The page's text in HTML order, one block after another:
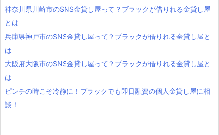
神奈川県川崎市のSNS金貸し屋って？ブラックが借りれる金貸し屋
とは
兵庫県神戸市のSNS金貸し屋って？ブラックが借りれる金貸し屋と
は
大阪府大阪市のSNS金貸し屋って？ブラックが借りれる金貸し屋と
は
ピンチの時こそ冷静に！ブラックでも即日融資の個人金貸し屋に相
談！